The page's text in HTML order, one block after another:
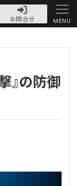
公益・一般法人オ
お問合せ
MENU
』の防御